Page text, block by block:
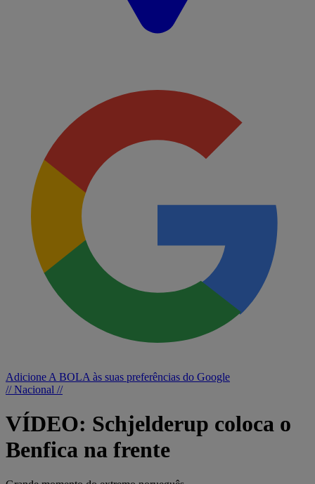
Adicione A BOLA às suas preferências do Google
// Nacional //
VÍDEO: Schjelderup coloca o
Benfica na frente